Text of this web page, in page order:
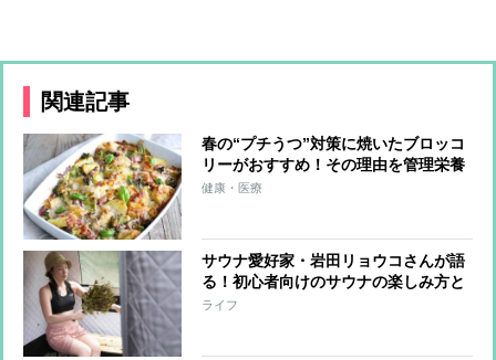
関連記事
春の“プチうつ”対策に焼いたブロッコ
リーがおすすめ！その理由を管理栄養
士が解説
健康・医療
サウナ愛好家・岩田リョウコさんが語
る！初心者向けのサウナの楽しみ方と
は？
ライフ